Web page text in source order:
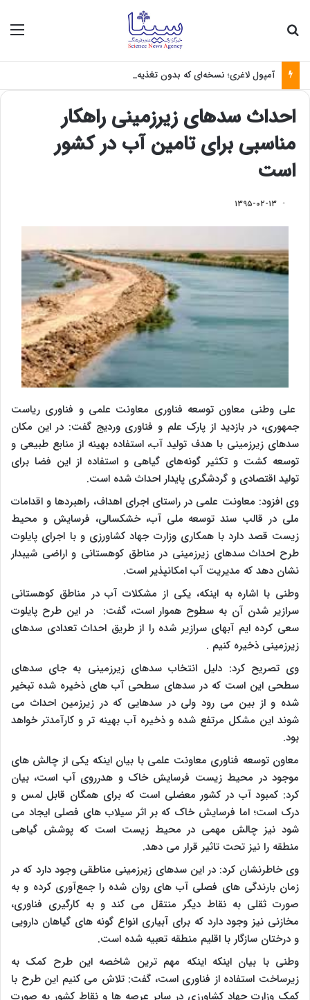
آمپول لاغری؛ نسخه‌ای که بدون تغذیه خطرناک می‌شود
احداث سدهای زیرزمینی راهکار
مناسبی برای تامین آب در کشور
است
۱۳۹۵-۰۲-۱۳
علی وطنی معاون توسعه فناوری معاونت علمی و فناوری ریاست
جمهوری، در بازدید از پارک علم و فناوری وردیج گفت: در این مکان
سدهای زیرزمینی با هدف تولید آب، استفاده بهینه از منابع طبیعی و
توسعه کشت و تکثیر گونه‌های گیاهی و استفاده از این فضا برای
تولید اقتصادی و گردشگری پایدار احداث شده است.
وی افزود: معاونت علمی در راستای اجرای اهداف، راهبردها و اقدامات
ملی در قالب سند توسعه ملی آب، خشکسالی، فرسایش و محیط
زیست قصد دارد با همکاری وزارت جهاد کشاورزی و با اجرای پایلوت
طرح احداث سدهای زیرزمینی در مناطق کوهستانی و اراضی شیبدار
نشان دهد که مدیریت آب امکانپذیر است.
وطنی با اشاره به اینکه، یکی از مشکلات آب در مناطق کوهستانی
سرازیر شدن آن به سطوح هموار است، گفت: در این طرح پایلوت
سعی کرده ایم آبهای سرازیر شده را از طریق احداث تعدادی سدهای
زیرزمینی ذخیره کنیم .
وی تصریح کرد: دلیل انتخاب سدهای زیرزمینی به جای سدهای
سطحی این است که در سدهای سطحی آب های ذخیره شده تبخیر
شده و از بین می رود ولی در سدهایی که در زیرزمین احداث می
شوند این مشکل مرتفع شده و ذخیره آب بهینه تر و کارآمدتر خواهد
بود.
معاون توسعه فناوری معاونت علمی با بیان اینکه یکی از چالش های
موجود در محیط زیست فرسایش خاک و هدرروی آب است، بیان
کرد: کمبود آب در کشور معضلی است که برای همگان قابل لمس و
درک است؛ اما فرسایش خاک که بر اثر سیلاب های فصلی ایجاد می
شود نیز چالش مهمی در محیط زیست است که پوشش گیاهی
منطقه را نیز تحت تاثیر قرار می دهد.
وی خاطرنشان کرد: در این سدهای زیرزمینی مناطقی وجود دارد که در
زمان بارندگی های فصلی آب های روان شده را جمع‌آوری کرده و به
صورت ثقلی به نقاط دیگر منتقل می کند و به کارگیری فناوری،
مخازنی نیز وجود دارد که برای آبیاری انواع گونه های گیاهان دارویی
و درختان سازگار با اقلیم منطقه تعبیه شده است.
وطنی با بیان اینکه اینکه مهم ترین شاخصه این طرح کمک به
زیرساخت استفاده از فناوری است، گفت: تلاش می کنیم این طرح با